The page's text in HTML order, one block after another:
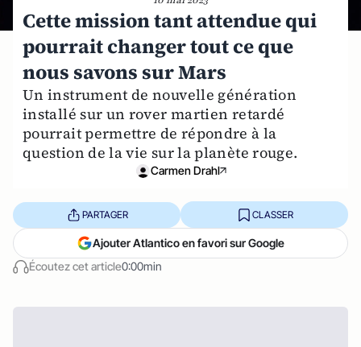
Cette mission tant attendue qui
pourrait changer tout ce que
nous savons sur Mars
Un instrument de nouvelle génération
installé sur un rover martien retardé
pourrait permettre de répondre à la
question de la vie sur la planète rouge.
Carmen Drahl
Écoutez cet article0:00min
PARTAGER CLASSER
Ajouter Atlantico en favori sur Google